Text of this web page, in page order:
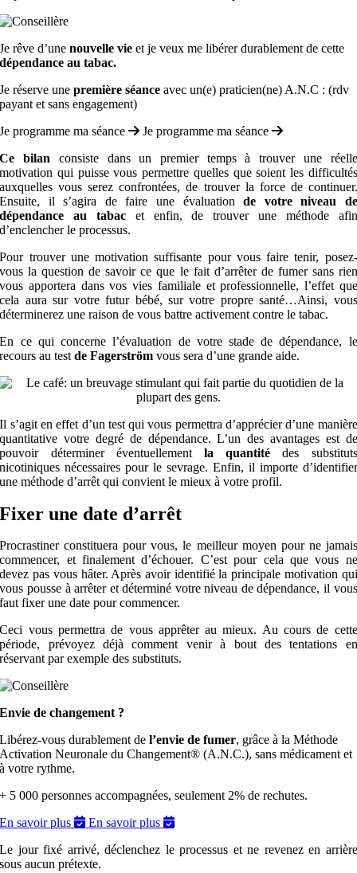
Je rêve d’unenouvelle vie et je veux me libérer durablement de cette
dépendance au tabac.
Je réserve unepremière séance avec un(e) praticien(ne) A.N.C : (rdv
payant et sans engagement)
Je programme ma séance
Je programme ma séance
Cebilan consiste dans un premier temps à trouver une réelle
motivation qui puisse vous permettre quelles que soient les difficultés
auxquelles vous serez confrontées, de trouver la force de continuer.
Ensuite, il s’agira de faire une évaluationde votre
niveau de
dépendance au tabac
et enfin, de trouver une méthode afin
d’enclencher le processus.
Pour trouver une motivation suffisante pour vous faire tenir, posez-
vous la question de savoir ce que le fait d’arrêter de fumer sans rien
vous apportera dans vos vies familiale et professionnelle, l’effet que
cela aura sur votre futur bébé, sur votre propre santé…Ainsi, vous
déterminerez une raison de vous battre activement contre le tabac.
En ce qui concerne l’évaluation de votre stade de dépendance, le
recours au testdeFagerströmvous sera d’une grande aide.
Il s’agit en effet d’un test qui vous permettra d’apprécier d’une manière
quantitative votre degré de dépendance. L’un des avantages est de
pouvoir déterminer éventuellement la quantitédes substituts
nicotiniques nécessaires pour le sevrage. Enfin, il importe d’identifier
une méthode d’arrêt qui convient le mieux à votre profil.
Fixer une date d’arrêt
Procrastiner constituera pour vous, le meilleur moyen pour ne jamais
commencer, et finalement d’échouer. C’est pour cela que vous ne
devez pas vous hâter. Après avoir identifié la principale motivation qui
vous pousse à arrêter et déterminé votre niveau de dépendance, il vous
faut fixer une date pour commencer.
Ceci vous permettra de vous apprêter au mieux. Au cours de cette
période, prévoyez déjà comment venir à bout des tentations en
réservant par exemple des substituts.
Envie de changement ?
Libérez-vous durablement del’envie de fumer, grâce à la Méthode
Activation Neuronale du Changement® (A.N.C.), sans médicament et
à votre rythme.
+ 5 000 personnes accompagnées, seulement 2% de rechutes.
En savoir plus
En savoir plus
Le jour fixé arrivé, déclenchez le processus et ne revenez en arrière
sous aucun prétexte.